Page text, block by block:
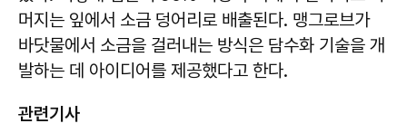
머지는 잎에서 소금 덩어리로 배출된다. 맹그로브가
바닷물에서 소금을 걸러내는 방식은 담수화 기술을 개
발하는 데 아이디어를 제공했다고 한다.
관련기사